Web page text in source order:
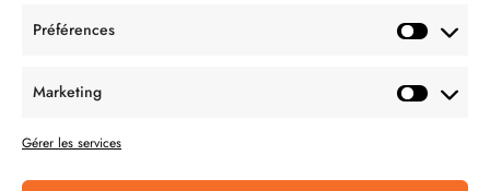
Préférences
Marketing
Gérer les services